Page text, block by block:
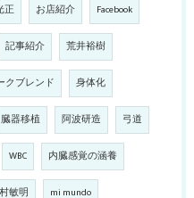
正 お店紹介 Facebook
記事紹介 荒井裕樹
クブレンド 身体化
臓器移植 阿波研造 弓道
WBC 内臓感覚の涵養
敏明 mi mundo